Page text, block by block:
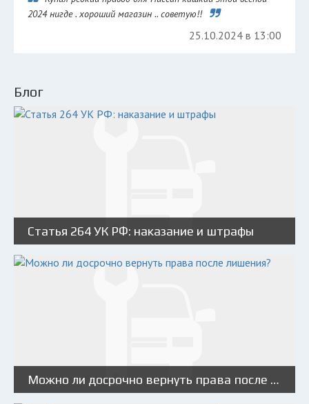
2024 нигде . хороший магазин .. советую!!
25.10.2024 в 13:00
Блог
Статья 264 УК РФ: наказание и штрафы
Можно ли досрочно вернуть права после лишения?